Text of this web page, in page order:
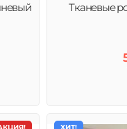
Тканевые